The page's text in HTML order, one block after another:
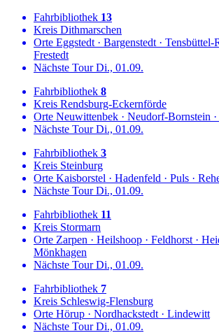
Fahrbibliothek 13
Kreis Dithmarschen
Orte Eggstedt · Bargenstedt · Tensbüttel-
Frestedt
Nächste TourDi., 01.09.
Fahrbibliothek 8
Kreis Rendsburg-Eckernförde
Orte Neuwittenbek · Neudorf-Bornstein ·
Nächste TourDi., 01.09.
Fahrbibliothek 3
Kreis Steinburg
Orte Kaisborstel · Hadenfeld · Puls ·
Nächste TourDi., 01.09.
Fahrbibliothek 11
Kreis Stormarn
Orte Zarpen · Heilshoop · Feldhorst ·
Mönkhagen
Nächste TourDi., 01.09.
Fahrbibliothek 7
Kreis Schleswig-Flensburg
Orte Hörup · Nordhackstedt · Lindewitt
Nächste TourDi., 01.09.